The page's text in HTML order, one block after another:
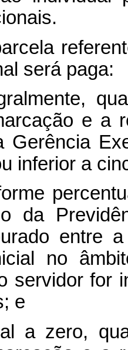
será paga:
e a
Gerência
inferior a
da
entre
no
servidor for
e
a zero,